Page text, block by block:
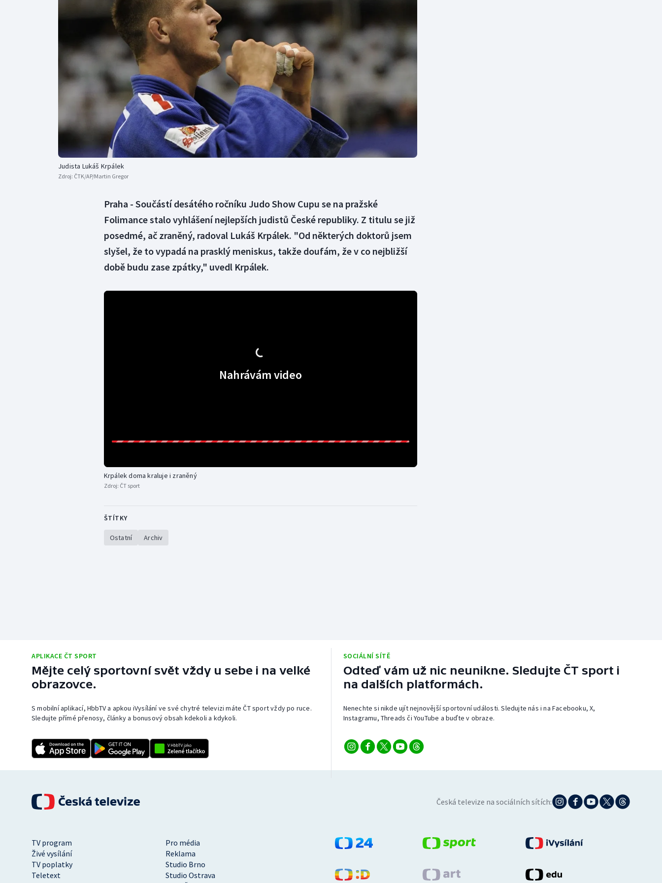
Curling
Dostihy
Florbal
Futsal
Golf
Gymnastika
Moderní pětiboj
Motorsport
Olympijské hry
Parasport
Plavání
Plážový volejbal
Veslování
Vodní slalom
Volejbal
Ostatní
Judista Lukáš Krpálek
Zdroj: ČTK/AP/Martin Gregor
Praha - Součástí desátého ročníku Judo Show Cupu se na pražské
Folimance stalo vyhlášení nejlepších judistů České republiky. Z titulu se již
posedmé, ač zraněný, radoval Lukáš Krpálek. "Od některých doktorů jsem
slyšel, že to vypadá na prasklý meniskus, takže doufám, že v co nejbližší
době budu zase zpátky," uvedl Krpálek.
Nahrávám video
Krpálek doma kraluje i zraněný
Zdroj: ČT sport
ŠTÍTKY
Ostatní Archiv
APLIKACE ČT SPORT
Mějte celý sportovní svět vždy u sebe i na velké
obrazovce.
S mobilní aplikací, HbbTV a apkou iVysílání ve své chytré televizi máte ČT sport vždy po ruce.
Sledujte přímé přenosy, články a bonusový obsah kdekoli a kdykoli.
SOCIÁLNÍ SÍTĚ
Odteď vám už nic neunikne. Sledujte ČT sport i
na dalších platformách.
Nenechte si nikde ujít nejnovější sportovní události. Sledujte nás i na Facebooku, X,
Instagramu, Threads či YouTube a buďte v obraze.
Česká televize na sociálních sítích:
TV program
Pro média
Živé vysílání
Reklama
TV poplatky
Studio Brno
Teletext
Studio Ostrava